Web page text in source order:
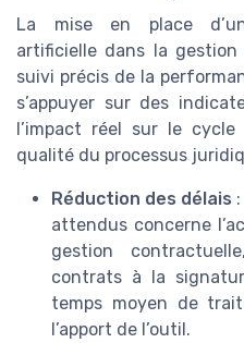
La mise en place
artificielle dans la
suivi précis de la
s’appuyer sur des
l’impact réel sur le
qualité du processus
Réduction des délais
attendus concerne
gestion
contrats à la
temps moyen de
l’apport de l’outil.